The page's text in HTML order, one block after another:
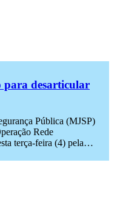
para desarticular
Pública (MJSP)
Rede
terça-feira (4) pela…